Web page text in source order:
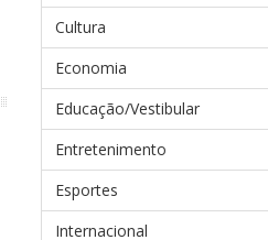
Cultura
Economia
Educação/Vestibular
Entretenimento
Esportes
Internacional